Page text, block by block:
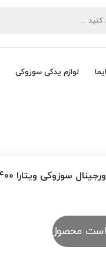
لوازم یدکی سوزوکی
سوزوکی ویتارا 2400
محصول